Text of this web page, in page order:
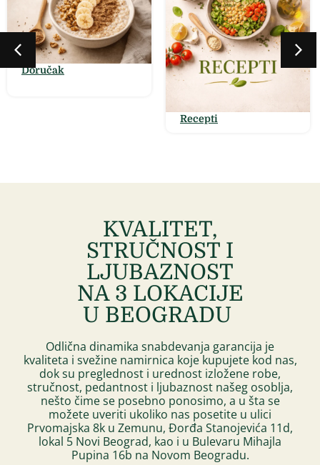
Doručak
Recepti
KVALITET,
STRUČNOST I
LJUBAZNOST
NA 3 LOKACIJE
U BEOGRADU ​
Odlična dinamika snabdevanja garancija je
kvaliteta i svežine namirnica koje kupujete kod nas,
dok su preglednost i urednost izložene robe,
stručnost, pedantnost i ljubaznost našeg osoblja,
nešto čime se posebno ponosimo, a u šta se
možete uveriti ukoliko nas posetite u ulici
Prvomajska 8k u Zemunu, Đorđa Stanojevića 11d,
lokal 5 Novi Beograd, kao i u Bulevaru Mihajla
Pupina 16b na Novom Beogradu.